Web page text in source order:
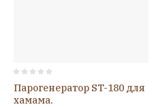
Парогенератор ST-180 для
хамама.